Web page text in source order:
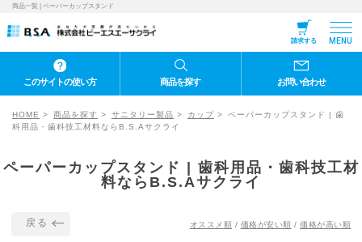
商品一覧 | ペーパーカップスタンド
請求する MENU
このサイトの使い方 商品を探す お問い合わせ
HOME 商品を探す サニタリー製品 カップ
ペーパーカップスタンド | 歯
科用品・歯科技工材料ならB.S.Aサクライ
ペーパーカップスタンド | 歯科用品・歯科技工材
料ならB.S.Aサクライ
戻る オススメ順 / 価格が安い順 / 価格が高い順